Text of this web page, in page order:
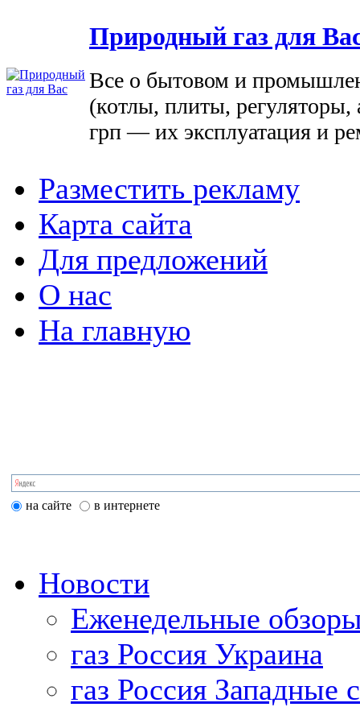
Природный газ для
Все о бытовом и
(котлы, плиты, регуляторы,
грп — их эксплуатация и
Разместить рекламу
Карта сайта
Для предложений
О нас
На главную
на сайте в интернете
Новости
Еженедельные
газ Россия Украина
газ Россия Западные